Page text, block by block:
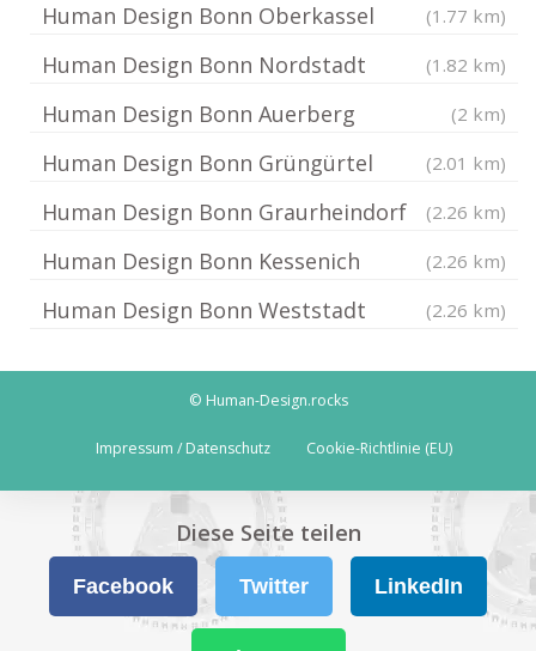
Human Design Bonn Oberkassel (1.77 km)
Human Design Bonn Nordstadt (1.82 km)
Human Design Bonn Auerberg (2 km)
Human Design Bonn Grüngürtel (2.01 km)
Human Design Bonn Graurheindorf (2.26 km)
Human Design Bonn Kessenich (2.26 km)
Human Design Bonn Weststadt (2.26 km)
© Human-Design.rocks
Impressum / Datenschutz Cookie-Richtlinie (EU)
Diese Seite teilen
Facebook Twitter LinkedIn